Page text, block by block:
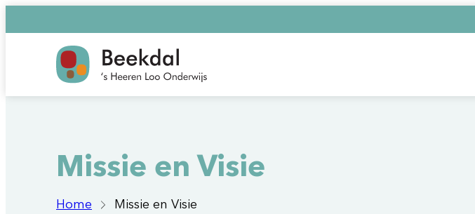
naar
Missie en Visie
Home Missie en Visie